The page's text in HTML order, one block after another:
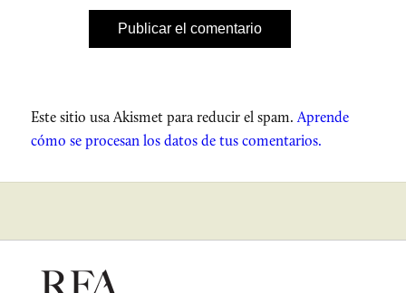
Este sitio usa Akismet para reducir el spam.Aprende
cómo se procesan los datos de tus comentarios.